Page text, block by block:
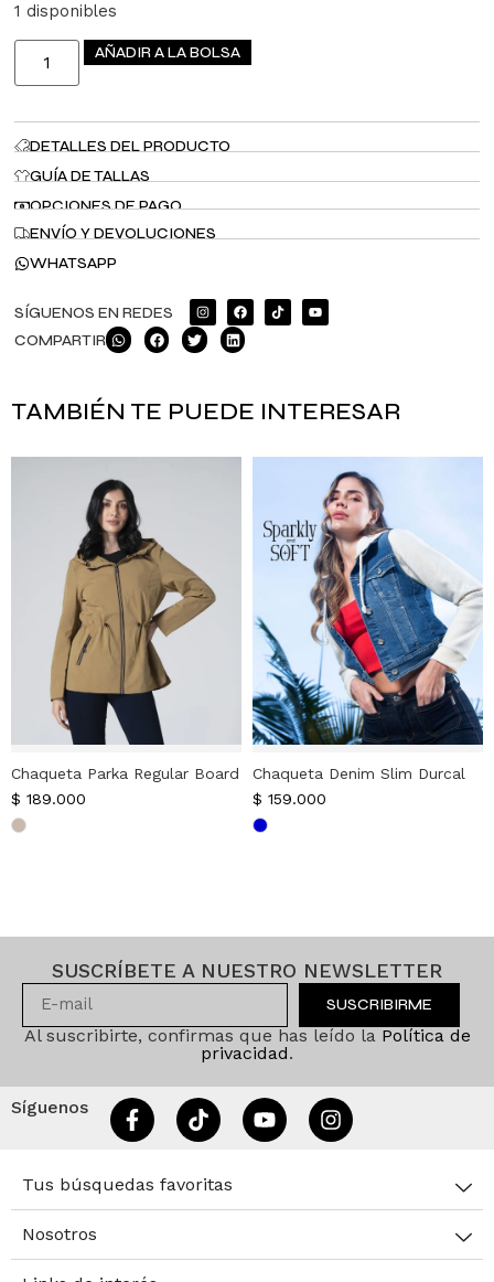
1 disponibles
AÑADIR A LA BOLSA
DETALLES DEL PRODUCTO
GUÍA DE TALLAS
OPCIONES DE PAGO
ENVÍO Y DEVOLUCIONES
WHATSAPP
SÍGUENOS EN REDES
COMPARTIR
TAMBIÉN TE PUEDE INTERESAR
Chaqueta Parka Regular Board
$ 189.000
Chaqueta Denim Slim Durcal
$ 159.000
SUSCRÍBETE A NUESTRO NEWSLETTER
SUSCRIBIRME
Al suscribirte, confirmas que has leído la Política de
privacidad.
Síguenos
Tus búsquedas favoritas
Nosotros